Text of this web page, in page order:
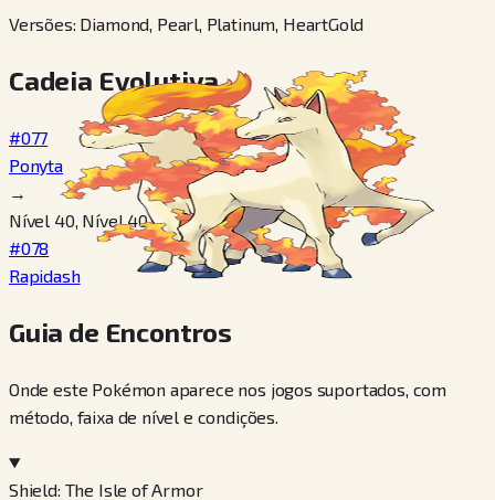
Versões: Diamond, Pearl, Platinum, HeartGold
Cadeia Evolutiva
#077
Ponyta
→
Nível 40, Nível 40
#078
Rapidash
Guia de Encontros
Onde este Pokémon aparece nos jogos suportados, com
método, faixa de nível e condições.
Shield: The Isle of Armor